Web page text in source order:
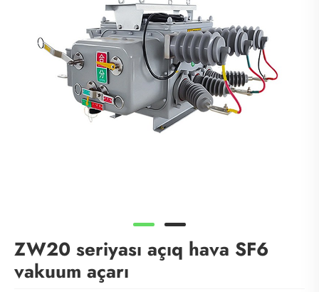
ZW20 seriyası açıq hava SF6
vakuum açarı